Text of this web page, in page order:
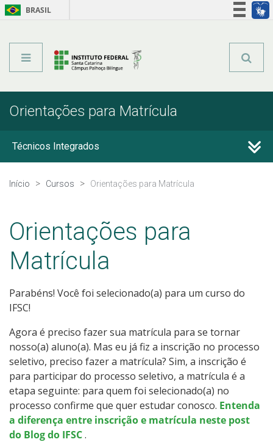
BRASIL
Orientações para Matrícula
Técnicos Integrados
Qualificação Profissional e Idiomas
Graduação
Todos os cursos
Processo de Inscrição
Resultados
Resultados Vagas Remanescentes
Início Cursos Orientações para Matrícula
Orientações para
Matrícula
Parabéns! Você foi selecionado(a) para um curso do
IFSC!
Agora é preciso fazer sua matrícula para se tornar
nosso(a) aluno(a). Mas eu já fiz a inscrição no processo
seletivo, preciso fazer a matrícula? Sim, a inscrição é
para participar do processo seletivo, a matrícula é a
etapa seguinte: para quem foi selecionado(a) no
processo confirme que quer estudar conosco. Entenda
a diferença entre inscrição e matrícula neste post
do Blog do IFSC.